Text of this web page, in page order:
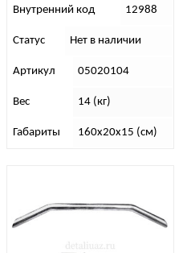
(рест) НЕРЖ ХРОМ
Внутренний код 12988
Статус Нет в наличии
Артикул 05020104
Вес 14 (кг)
Габариты 160х20х15 (см)